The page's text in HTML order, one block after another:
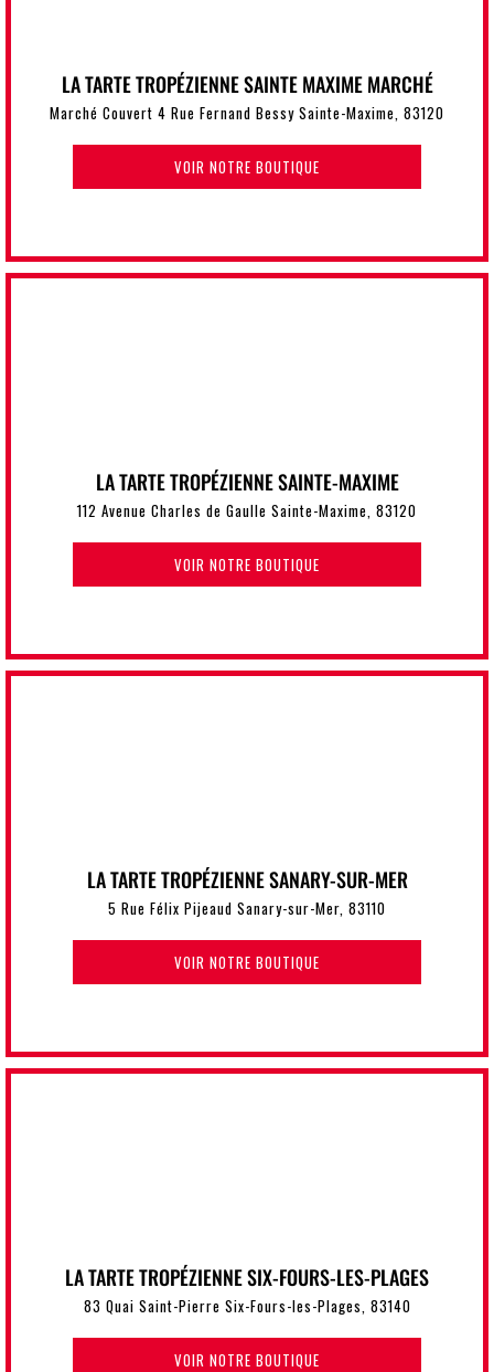
LA TARTE TROPÉZIENNE SAINTE MAXIME MARCHÉ
Marché Couvert 4 Rue Fernand Bessy Sainte-Maxime, 83120
VOIR NOTRE BOUTIQUE
LA TARTE TROPÉZIENNE SAINTE-MAXIME
112 Avenue Charles de Gaulle Sainte-Maxime, 83120
VOIR NOTRE BOUTIQUE
LA TARTE TROPÉZIENNE SANARY-SUR-MER
5 Rue Félix Pijeaud Sanary-sur-Mer, 83110
VOIR NOTRE BOUTIQUE
LA TARTE TROPÉZIENNE SIX-FOURS-LES-PLAGES
83 Quai Saint-Pierre Six-Fours-les-Plages, 83140
VOIR NOTRE BOUTIQUE